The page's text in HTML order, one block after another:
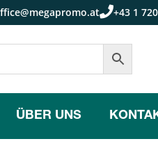
+43 1
ÜBER UNS